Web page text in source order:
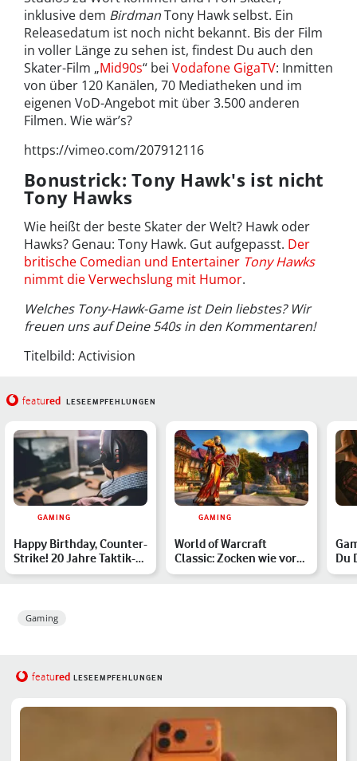
inklusive dem BirdmanTony Hawk selbst. Ein
Releasedatum ist noch nicht bekannt. Bis der Film
in voller Länge zu sehen ist, findest Du auch den
Skater-Film „Mid90s“ bei Vodafone GigaTV: Inmitten
von über 120 Kanälen, 70 Mediatheken und im
eigenen VoD-Angebot mit über 3.500 anderen
Filmen. Wie wär’s?
https://vimeo.com/207912116
Bonustrick: Tony Hawk's ist nicht
Tony Hawks
Wie heißt der beste Skater der Welt? Hawk oder
Hawks? Genau: Tony Hawk. Gut aufgepasst. Der
britische Comedian und Entertainer Tony Hawks
nimmt die Verwechslung mit Humor.
Welches Tony-Hawk-Game ist Dein liebstes? Wir
freuen uns auf Deine 540s in den Kommentaren!
Titelbild: Activision
featured LESEEMPFEHLUNGEN
GAMING
Happy Birthday, Counter-
Strike! 20 Jahre Taktik-
Kult
GAMING
World of Warcraft
Classic: Zocken wie vor
15 Jahren
Du
Gaming
featured LESEEMPFEHLUNGEN